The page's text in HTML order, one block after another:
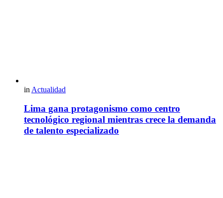
in Actualidad
Lima gana protagonismo como centro
tecnológico regional mientras crece la demanda
de talento especializado